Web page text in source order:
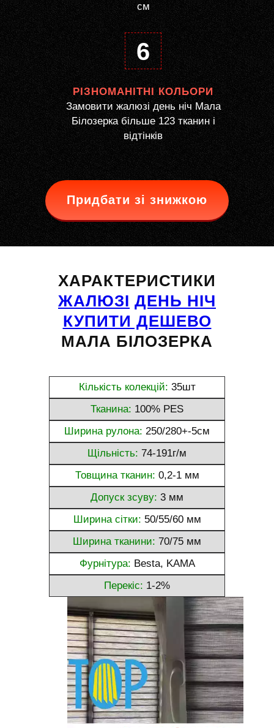
см
6
РІЗНОМАНІТНІ КОЛЬОРИ
Замовити жалюзі день ніч Мала
Білозерка більше 123 тканин і
відтінків
Придбати зі знижкою
ХАРАКТЕРИСТИКИ
ЖАЛЮЗІ ДЕНЬ НІЧ
КУПИТИ ДЕШЕВО
МАЛА БІЛОЗЕРКА
Кількість колекцій: 35шт
Тканина: 100% PES
Ширина рулона: 250/280+-5см
Щільність: 74-191г/м
Товщина тканин: 0,2-1 мм
Допуск зсуву: 3 мм
Ширина сітки: 50/55/60 мм
Ширина тканини: 70/75 мм
Фурнітура: Besta, KAMA
Перекіс: 1-2%